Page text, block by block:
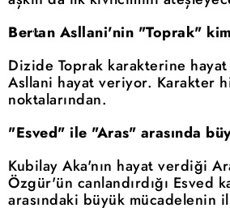
Bertan Asllani'nin "Toprak"
Dizide Toprak karakterine
Asllani hayat veriyor. Karakter
noktalarından.
"Esved" ile "Aras" arasında
Kubilay Aka'nın hayat verdiği
Özgür'ün canlandırdığı Esved
arasındaki büyük mücadelenin